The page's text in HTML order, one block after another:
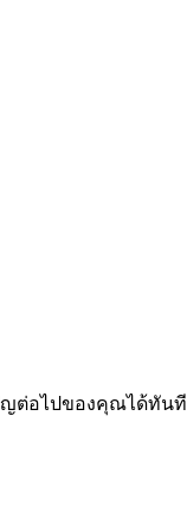
ญต่อไปของคุณได้ทันที